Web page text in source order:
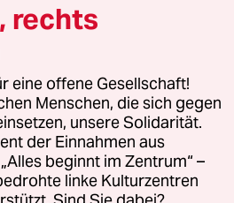
rechts
eine offene Gesellschaft!
Menschen, die sich gegen
unsere Solidarität.
der Einnahmen aus
beginnt im Zentrum“ –
linke Kulturzentren